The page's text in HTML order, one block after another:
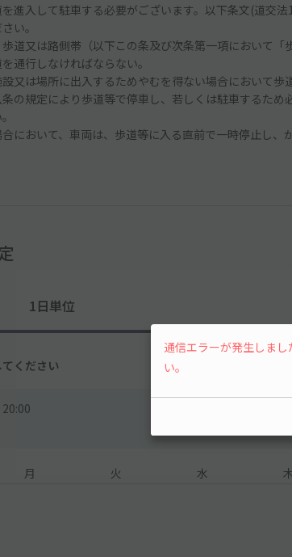
進入して駐車する必要がございます。以下条文(道交
い。
道又は路側帯（以下この条及び次条第一項において「
通行しなければならない。
又は場所に出入するためやむを得ない場合において歩
の規定により歩道等で停車し、若しくは駐車するため
において、車両は、歩道等に入る直前で一時停止し、
1日単位
ください
月 火 水
通信エラーが発生しま
い。